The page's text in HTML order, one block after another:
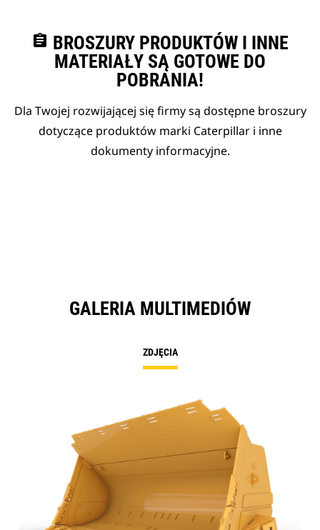
assignment BROSZURY PRODUKTÓW I INNE
MATERIAŁY SĄ GOTOWE DO
POBRANIA!
Dla Twojej rozwijającej się firmy są dostępne broszury
dotyczące produktów marki Caterpillar i inne
dokumenty informacyjne.
GALERIA MULTIMEDIÓW
ZDJĘCIA